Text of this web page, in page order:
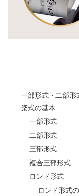
一部形式・二部形
楽式の基本
一部形式
二部形式
三部形式
複合三部形式
ロンド形式
ロンド形式